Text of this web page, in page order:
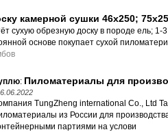
камерной сушки 46х250;
сухую обрезную доску в породе ель; 1-
основе покупает сухой
: Пиломатериалы для
TungZheng international Co., Ltd
из России​ для
партиями​ на услови